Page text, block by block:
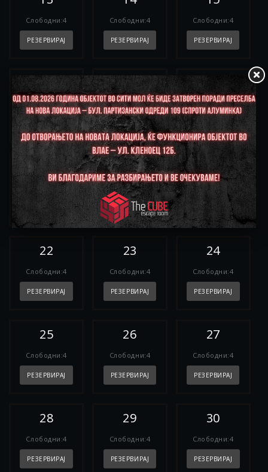
Слободни:4
РЕЗЕРВИРАЈ
Слободни:4
РЕЗЕРВИРАЈ
Слободни:4
РЕЗЕРВИРАЈ
16
Слободни:4
РЕЗЕРВИРАЈ
17
Слободни:4
РЕЗЕРВИРАЈ
18
Слободни:4
РЕЗЕРВИРАЈ
19
Слободни:4
РЕЗЕРВИРАЈ
20
Слободни:4
РЕЗЕРВИРАЈ
21
Слободни:4
РЕЗЕРВИРАЈ
22
Слободни:4
РЕЗЕРВИРАЈ
23
Слободни:4
РЕЗЕРВИРАЈ
24
Слободни:4
РЕЗЕРВИРАЈ
25
Слободни:4
РЕЗЕРВИРАЈ
26
Слободни:4
РЕЗЕРВИРАЈ
27
Слободни:4
РЕЗЕРВИРАЈ
28
Слободни:4
РЕЗЕРВИРАЈ
29
Слободни:4
РЕЗЕРВИРАЈ
30
Слободни:4
РЕЗЕРВИРАЈ